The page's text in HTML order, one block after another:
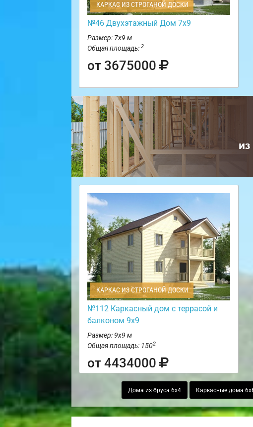
КАРКАС ИЗ СТРОГАНОЙ ДОСКИ
№46 Двухэтажный Дом 7х9
Размер: 7х9 м
Общая площадь: 2
от 3675000
КАРКАС ИЗ СТРОГАНОЙ ДОСКИ
№112 Каркасный дом с террасой и
балконом 9х9
Размер: 9х9 м
Общая площадь: 1502
от 4434000
Дома из бруса 6х4 Каркасные дома